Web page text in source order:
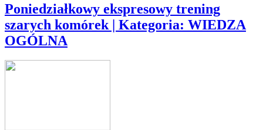
Poniedziałkowy ekspresowy trening
szarych komórek | Kategoria: WIEDZA
OGÓLNA